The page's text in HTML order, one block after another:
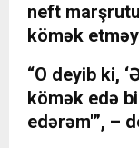
neft
kömək
“O deyib ki,
kömək edə
edərəm'”, –